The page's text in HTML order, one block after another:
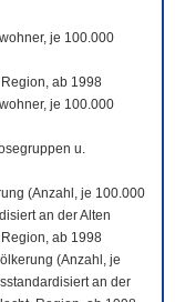
je 100.000
ab 1998
je 100.000
u.
(Anzahl, je 100.000
an der Alten
ab 1998
(Anzahl, je
an der